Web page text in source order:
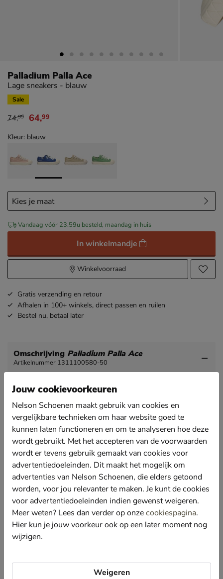
Palladium Palla Ace
Lage sneakers - blauw
Sale
van € 74,99 voor € 64,99
74,99 64,99
Kleur: blauw
Vandaag vóór 23.59u besteld, maandag in huis
In winkelmandje
Winkelvoorraad
Gratis verzending en retour
Afhalen in 100+ winkels, direct passen en ruilen
Bestel nu, betaal later
Omschrijving Palladium Palla Ace
Artikelnummer 1311100580-50
Palladium Palla Ace unisex sneaker
Deze sneaker van het bekende merk Palladium is een
echte stoere zomersneaker!
Uitgevoerd in canvas gemaakt van 100% biologisch
katoen. Katoen zorgt voor een verkoelende werking
en is deze sneaker ook geschikt voor warme dagen.
Tevens gevoerd met canvas en voorzien van een
lichte wattering om de hiel. Dit materiaal is heerlijk
verkoelend in de zomer.
Bevat een foam-voetbed die aangename demping
biedt bij iedere stap. Zo heb je minder snel last van
vermoeide voeten.
Afgewerkt met een trendy elevated loopzool met
uitstekende grip en stabiliteit.
meestal handig 1 maat groter te bestellen.
Jouw cookievoorkeuren
Nelson Schoenen maakt gebruik van cookies en
vergelijkbare technieken om haar website goed te
kunnen laten functioneren en om te analyseren hoe deze
wordt gebruikt. Met het accepteren van de voorwaarden
wordt er tevens gebruik gemaakt van cookies voor
advertentiedoeleinden. Dit maakt het mogelijk om
advertenties van Nelson Schoenen, die elders getoond
worden, voor jou relevanter te maken. Je kunt de cookies
voor advertentiedoeleinden indien gewenst weigeren.
Meer weten? Lees dan verder op onzecookiespagina.
Hier kun je jouw voorkeur ook op een later moment nog
wijzigen.
Weigeren